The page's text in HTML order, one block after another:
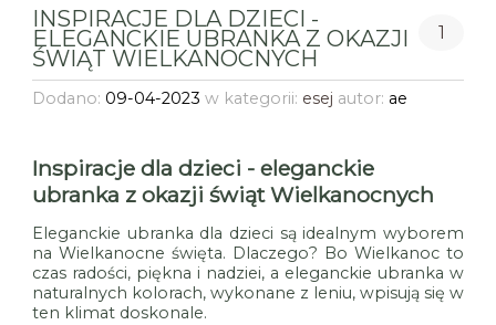
INSPIRACJE DLA DZIECI -
ELEGANCKIE UBRANKA Z OKAZJI
ŚWIĄT WIELKANOCNYCH
1
Dodano: 09-04-2023 w kategorii: esej autor: ae
Inspiracje dla dzieci - eleganckie
ubranka z okazji świąt Wielkanocnych
Eleganckie ubranka dla dzieci są idealnym wyborem
na Wielkanocne święta. Dlaczego? Bo Wielkanoc to
czas radości, piękna i nadziei, a eleganckie ubranka w
naturalnych kolorach, wykonane z leniu, wpisują się w
ten klimat doskonale.